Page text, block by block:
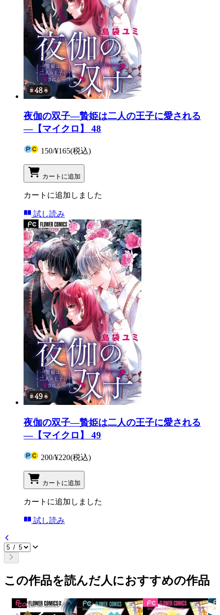
夜伽の双子―贄姫は二人の王子に愛される
―【マイクロ】 48
150/¥165(税込)
カートに追加
カートに追加しました
試し読み
夜伽の双子―贄姫は二人の王子に愛される
―【マイクロ】 49
200/¥220(税込)
カートに追加
カートに追加しました
試し読み
この作品を読んだ人におすすめの作品